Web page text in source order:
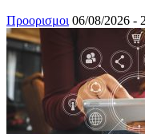
Προορισμοι 06/08/2026